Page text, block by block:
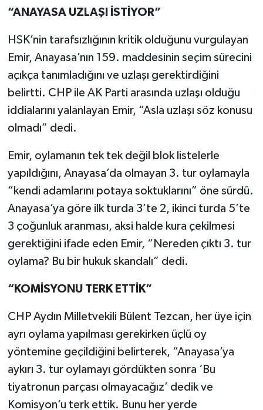
“ANAYASA UZLAŞI İSTİYOR”
HSK’nin tarafsızlığının kritik olduğunu vurgulayan
Emir, Anayasa’nın 159. maddesinin seçim sürecini
açıkça tanımladığını ve uzlaşı gerektirdiğini
belirtti. CHP ile AK Parti arasında uzlaşı olduğu
iddialarını yalanlayan Emir, “Asla uzlaşı söz konusu
olmadı” dedi.
Emir, oylamanın tek tek değil blok listelerle
yapıldığını, Anayasa’da olmayan 3. tur oylamayla
“kendi adamlarını potaya soktuklarını” öne sürdü.
Anayasa’ya göre ilk turda 3’te 2, ikinci turda 5’te
3 çoğunluk aranması, aksi halde kura çekilmesi
gerektiğini ifade eden Emir, “Nereden çıktı 3. tur
oylama? Bu bir hukuk skandalı” dedi.
“KOMİSYONU TERK ETTİK”
CHP Aydın Milletvekili Bülent Tezcan, her üye için
ayrı oylama yapılması gerekirken üçlü oy
yöntemine geçildiğini belirterek, “Anayasa’ya
aykırı 3. tur oylamayı gördükten sonra ‘Bu
tiyatronun parçası olmayacağız’ dedik ve
Komisyon’u terk ettik. Bunu her yerde